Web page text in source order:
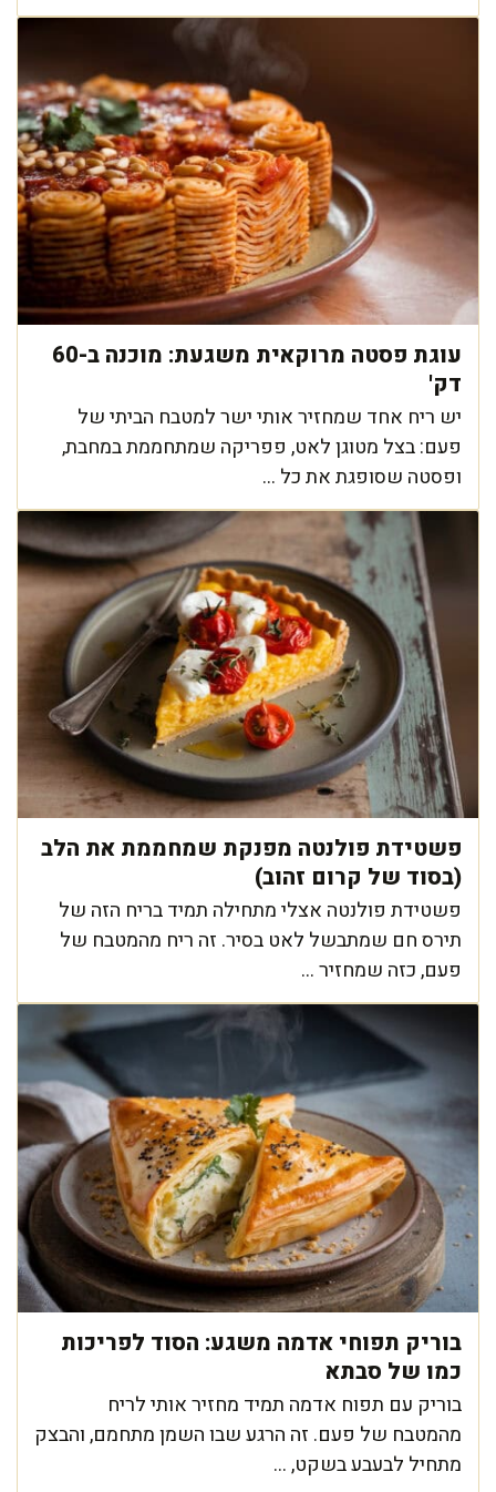
עוגת פסטה מרוקאית משגעת: מוכנה ב-60
דק'
יש ריח אחד שמחזיר אותי ישר למטבח הביתי של
פעם: בצל מטוגן לאט, פפריקה שמתחממת במחבת,
ופסטה שסופגת את כל ...
פשטידת פולנטה מפנקת שמחממת את הלב
(בסוד של קרום זהוב)
פשטידת פולנטה אצלי מתחילה תמיד בריח הזה של
תירס חם שמתבשל לאט בסיר. זה ריח מהמטבח של
פעם, כזה שמחזיר ...
בוריק תפוחי אדמה משגע: הסוד לפריכות
כמו של סבתא
בוריק עם תפוח אדמה תמיד מחזיר אותי לריח
מהמטבח של פעם. זה הרגע שבו השמן מתחמם, והבצק
מתחיל לבעבע בשקט, ...